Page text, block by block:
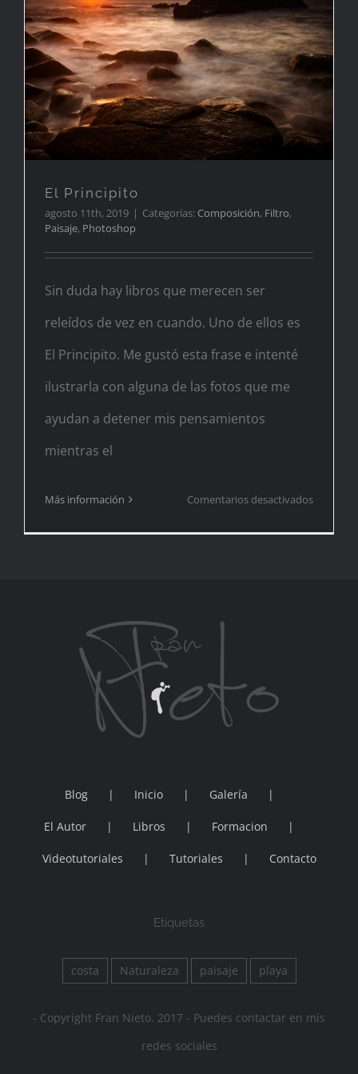
El Principito
El Principito
agosto 11th, 2019 | Categorías: Composición, Filtro,
Paisaje, Photoshop
Sin duda hay libros que merecen ser
releídos de vez en cuando. Uno de ellos es
El Principito. Me gustó esta frase e intenté
ilustrarla con alguna de las fotos que me
ayudan a detener mis pensamientos
mientras el
Más información Comentarios desactivadosen
Blog Inicio Galería
El Autor Libros Formacion
Videotutoriales Tutoriales Contacto
Etiquetas
costa Naturaleza paisaje playa
- Copyright Fran Nieto. 2017 - Puedes contactar en mis
redes sociales